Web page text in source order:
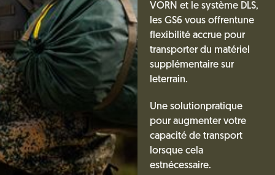
VORN et le système DLS,
les GS6 vous offrentune
flexibilité accrue pour
transporter du matériel
supplémentaire sur
leterrain.
Une solutionpratique
pour augmenter votre
capacité de transport
lorsque cela
estnécessaire.